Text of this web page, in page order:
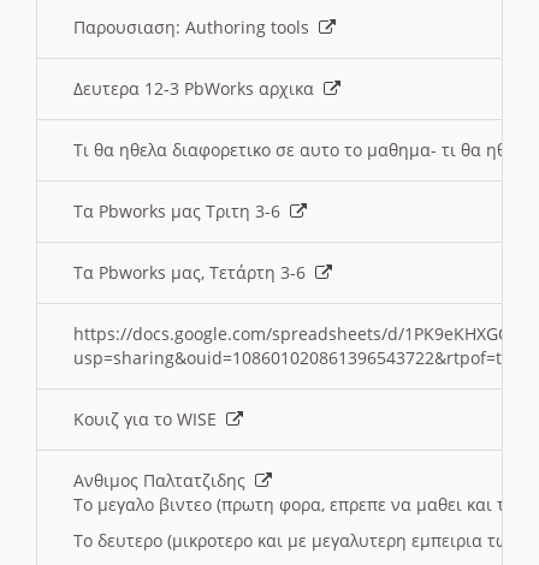
Παρουσιαση: Authoring tools
Δευτερα 12-3 PbWorks αρχικα
Τι θα ηθελα διαφορετικο σε αυτο το μαθημα- τι θα
Τα Pbworks μας Τριτη 3-6
Τα Pbworks μας, Τετάρτη 3-6
https://docs.google.com/spreadsheets/d/
Κουιζ για το WISE
Ανθιμος Παλτατζιδης
Το μεγαλο βιντεο (πρωτη φορα, επρεπε να μαθει και το
Το δευτερο (μικροτερο και με μεγαλυτερη εμπειρια